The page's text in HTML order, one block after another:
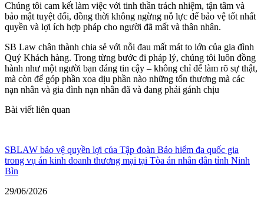
Chúng tôi cam kết làm việc với tinh thần trách nhiệm, tận tâm và
bảo mật tuyệt đối, đồng thời không ngừng nỗ lực để bảo vệ tốt nhất
quyền và lợi ích hợp pháp cho người đã mất và thân nhân.
SB Law chân thành chia sẻ với nỗi đau mất mát to lớn của gia đình
Quý Khách hàng. Trong từng bước đi pháp lý, chúng tôi luôn đồng
hành như một người bạn đáng tin cậy – không chỉ để làm rõ sự thật,
mà còn để góp phần xoa dịu phần nào những tổn thương mà các
nạn nhân và gia đình nạn nhân đã và đang phải gánh chịu
Bài viết liên quan
SBLAW bảo vệ quyền lợi của Tập đoàn Bảo hiểm đa quốc gia
trong vụ án kinh doanh thương mại tại Tòa án nhân dân tỉnh Ninh
Bìn
29/06/2026